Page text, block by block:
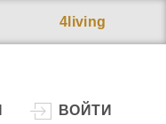
4living
ВОЙТИ